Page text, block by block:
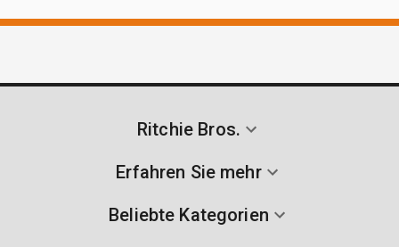
Ritchie Bros.
Erfahren Sie mehr
Beliebte Kategorien